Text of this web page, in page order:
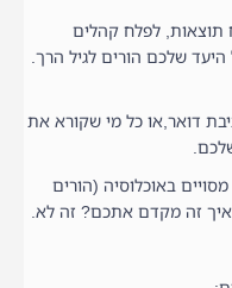
תוצאות, לפלח קהלים
שלכם הורים לגיל הרך.
דואר,או כל מי שקורא את
באוכלוסיה (הורים